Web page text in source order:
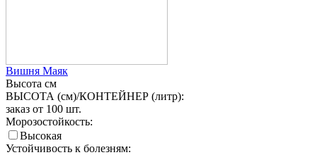
Вишня Маяк
Высота см
ВЫСОТА (см)/КОНТЕЙНЕР (литр):
заказ от 100 шт.
Морозостойкость:
Высокая
Устойчивость к болезням: